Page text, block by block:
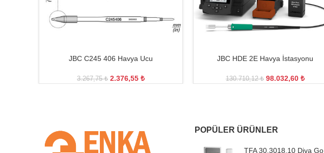
JBC C245 406 Havya Ucu
3.267,75₺ 2.376,55 ₺
JBC HDE 2E Havya İstasyonu
130.710,12₺ 98.032,60 ₺
POPÜLER ÜRÜNLER
TFA 30.3018.10 Diva Go